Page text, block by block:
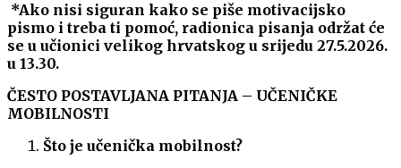
*Ako nisi siguran kako se piše motivacijsko
pismo i treba ti pomoć, radionica pisanja održat će
se u učionici velikog hrvatskog u srijedu 27.5.2026.
u 13.30.
ČESTO POSTAVLJANA PITANJA – UČENIČKE
MOBILNOSTI
Što je učenička mobilnost?